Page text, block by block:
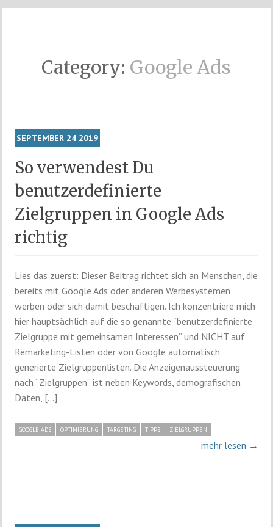
Category: Google Ads
SEPTEMBER 24 2019
So verwendest Du
benutzerdefinierte
Zielgruppen in Google Ads
richtig
Lies das zuerst: Dieser Beitrag richtet sich an Menschen, die
bereits mit Google Ads oder anderen Werbesystemen
werben oder sich damit beschäftigen. Ich konzentriere mich
hier hauptsächlich auf die so genannte “benutzerdefinierte
Zielgruppe mit gemeinsamen Interessen” und NICHT auf
Remarketing-Listen oder von Google automatisch
generierte Zielgruppenlisten. Die Anzeigenaussteuerung
nach “Zielgruppen” ist neben Keywords, demografischen
Daten, […]
GOOGLE ADS OPTIMIERUNG TARGETING TIPPS ZIELGRUPPEN
mehr lesen →